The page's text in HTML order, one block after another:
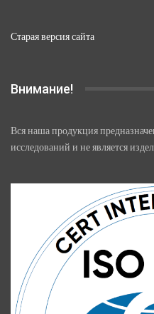
Старая версия сайта
Внимание!
Вся наша продукция
исследований и не является